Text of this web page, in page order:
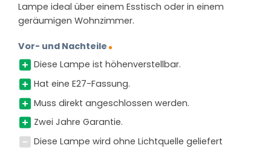
Lampe ideal über einem Esstisch oder in einem
geräumigen Wohnzimmer.
Vor- und Nachteile
Diese Lampe ist höhenverstellbar.
Hat eine E27-Fassung.
Muss direkt angeschlossen werden.
Zwei Jahre Garantie.
Diese Lampe wird ohne Lichtquelle geliefert